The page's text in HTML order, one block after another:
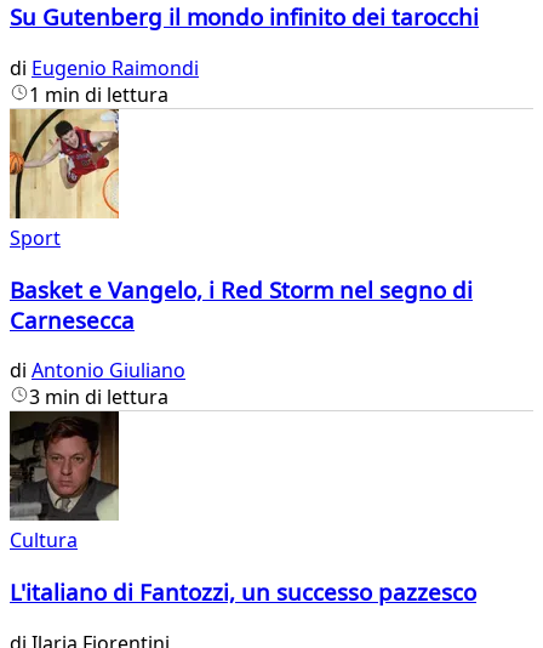
Su Gutenberg il mondo infinito dei tarocchi
di Eugenio Raimondi
1 min di lettura
Sport
Basket e Vangelo, i Red Storm nel segno di
Carnesecca
di Antonio Giuliano
3 min di lettura
Cultura
L'italiano di Fantozzi, un successo pazzesco